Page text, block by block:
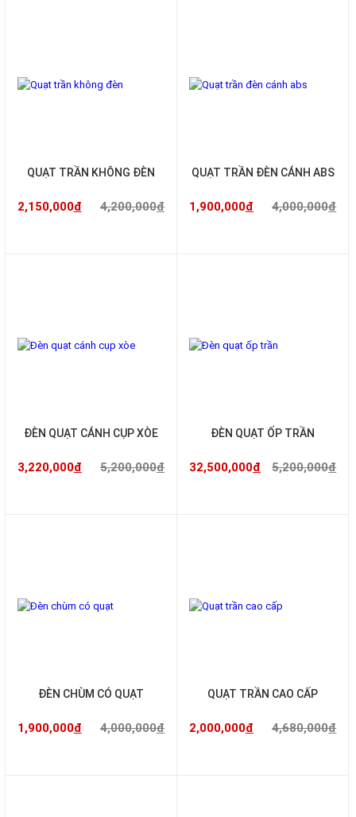
QUẠT TRẦN KHÔNG ĐÈN
2,150,000đ 4,200,000đ
QUẠT TRẦN ĐÈN CÁNH ABS
1,900,000đ 4,000,000đ
ĐÈN QUẠT CÁNH CỤP XÒE
3,220,000đ 5,200,000đ
ĐÈN QUẠT ỐP TRẦN
32,500,000đ 5,200,000đ
ĐÈN CHÙM CÓ QUẠT
1,900,000đ 4,000,000đ
QUẠT TRẦN CAO CẤP
2,000,000đ 4,680,000đ